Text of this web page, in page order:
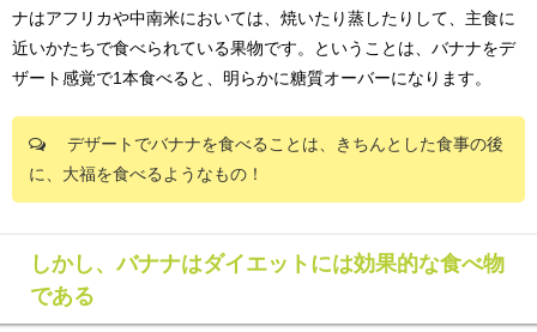
ナはアフリカや中南米においては、焼いたり蒸したりして、主食に
近いかたちで食べられている果物です。ということは、バナナをデ
ザート感覚で1本食べると、明らかに糖質オーバーになります。
デザートでバナナを食べることは、きちんとした食事の後
に、大福を食べるようなもの！
しかし、バナナはダイエットには効果的な食べ物
である